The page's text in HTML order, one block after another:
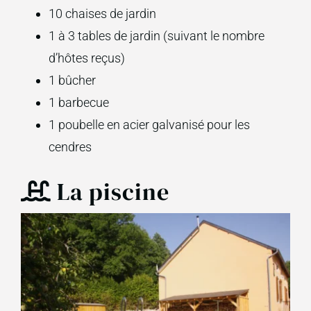
10 chaises de jardin
1 à 3 tables de jardin (suivant le nombre
d’hôtes reçus)
1 bûcher
1 barbecue
1 poubelle en acier galvanisé pour les
cendres
La piscine